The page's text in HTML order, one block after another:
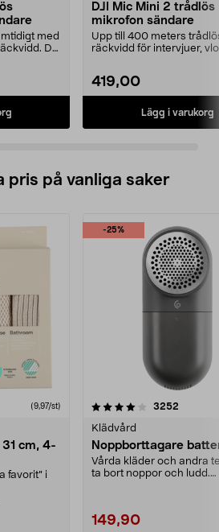
med
DJI
DJI Mic Mini 2 trådlös
mikrofon sändare
Upp till 400 meters
räckvidd för intervjuer,
419,00
Lägg i varukorg
pris på vanliga saker
(9,97/st)
cm, 4-
favorit” i
-25%
3252
Klädvård
Noppborttagare
Vårda kläder och andra
ta bort noppor och ludd.
149,90
4.5av 5 stjärnor